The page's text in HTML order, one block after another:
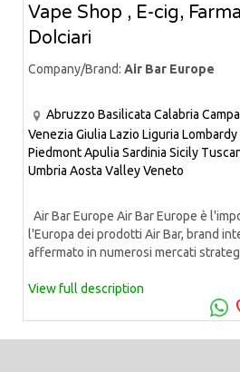
Vape Shop , E-cig,
Dolciari
Company/Brand: Air Bar Europe
Abruzzo Basilicata Calabria
Venezia Giulia Lazio Liguria Lombardy
PiedmontApulia Sardinia Sicily
Umbria Aosta ValleyVeneto
Air Bar Europe Air Bar Europe è
l'Europa dei prodotti Air Bar, brand
affermato in numerosi mercati
View full description